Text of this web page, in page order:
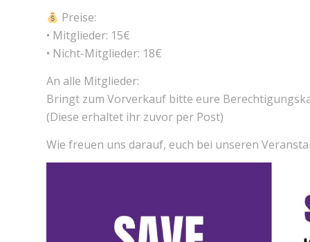
Preise:
• Mitglieder: 15€
• Nicht-Mitglieder: 18€
An alle Mitglieder:
Bringt zum Vorverkauf bitte eure
(Diese erhaltet ihr zuvor per Post)
Wie freuen uns darauf, euch bei unseren